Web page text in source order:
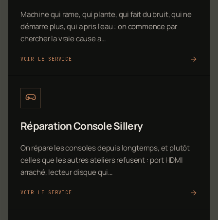
Machine qui rame, qui plante, qui fait du bruit, qui ne
démarre plus, qui a pris l'eau : on commence par
chercher la vraie cause a…
VOIR LE SERVICE
Réparation Console Sillery
On répare les consoles depuis longtemps, et plutôt
celles que les autres ateliers refusent : port HDMI
arraché, lecteur disque qui…
VOIR LE SERVICE